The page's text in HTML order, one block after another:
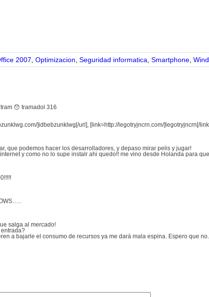
2007 Optimizacion Seguridad informatica Smartphone
😯 tramadol 316
]idbebzunklwg[/url], [link=http://legotryjncrn.com/]legotryjncrn[/
que podemos hacer los desarrolladores, y depaso mirar pelis y jugar!
y como no lo supe instalr ahi quedo!! me vino desde Holanda para
salga al mercado!
a bajarle el consumo de recursos ya me dará mala espina. Espero que no.